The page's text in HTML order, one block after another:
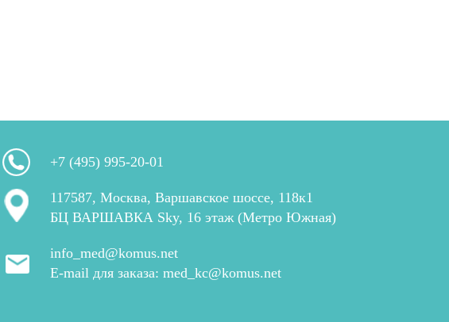
+7 (495) 995-20-01
117587, Москва, Варшавское шоссе, 118к1
БЦ ВАРШАВКА Sky, 16 этаж (Метро Южная)
info_med@komus.net
E-mail для заказа: med_kc@komus.net